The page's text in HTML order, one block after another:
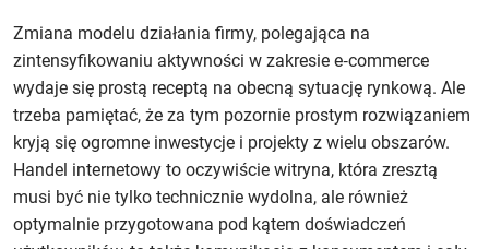
Zmiana modelu działania firmy, polegająca na
zintensyfikowaniu aktywności w zakresie e‑commerce
wydaje się prostą receptą na obecną sytuację rynkową. Ale
trzeba pamiętać, że za tym pozornie prostym rozwiązaniem
kryją się ogromne inwestycje i projekty z wielu obszarów.
Handel internetowy to oczywiście witryna, która zresztą
musi być nie tylko technicznie wydolna, ale również
optymalnie przygotowana pod kątem doświadczeń